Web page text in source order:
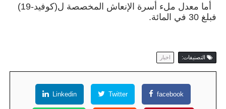
أما معدل ملء أسرة الإنعاش المخصصة ل(كوفيد-19)
فبلغ 30 في المائة.
التصنيفات: اخبار
facebook
Twitter
Linkedin